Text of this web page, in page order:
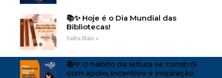
📚✨ Hoje é o Dia Mundial das
Bibliotecas!
Saiba Mais »
📚✨ O hábito da leitura se constrói
com apoio, incentivo e inspiração.